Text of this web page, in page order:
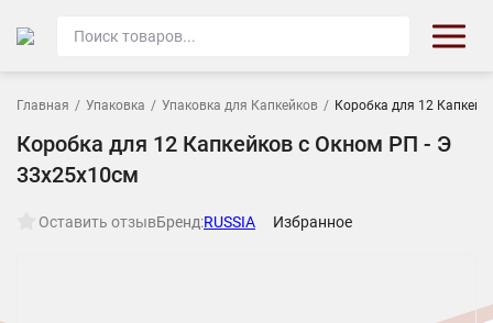
Главная / Упаковка / Упаковка для Капкейков / Коробка для 12
Коробка для 12 Капкейков с Окном РП - Э
33х25х10см
Оставить отзывБренд:RUSSIA Избранное